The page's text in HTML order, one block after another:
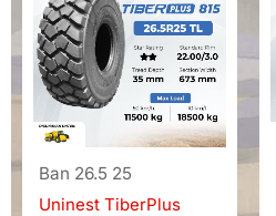
Ban 26.5 25
Uninest TiberPlus